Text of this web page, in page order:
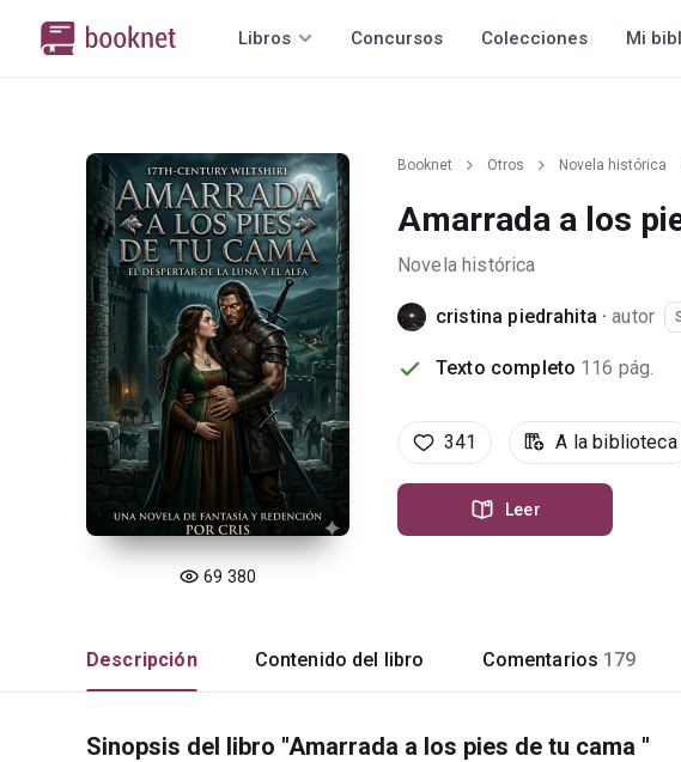
Libros Concursos Colecciones Mi
69 380
Booknet Otros Novela histórica
Amarrada a los
Novela histórica
cristina piedrahita ·autor
Texto completo 116 pág.
341 A la biblioteca
Leer
Descripción Contenido del libro Comentarios 179
Sinopsis del libro "Amarrada a los pies de tu cama "